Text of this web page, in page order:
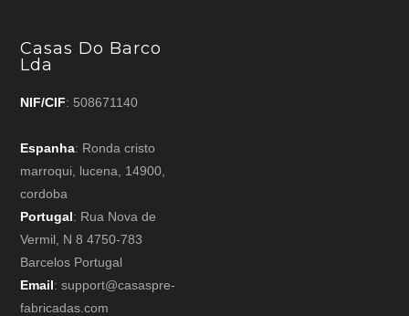
Casas Do Barco
Lda
NIF/CIF: 508671140
Espanha: Ronda cristo
marroqui, lucena, 14900,
cordoba
Portugal: Rua Nova de
Vermil, N 8 4750-783
Barcelos Portugal
Email: support@casaspre-
fabricadas.com